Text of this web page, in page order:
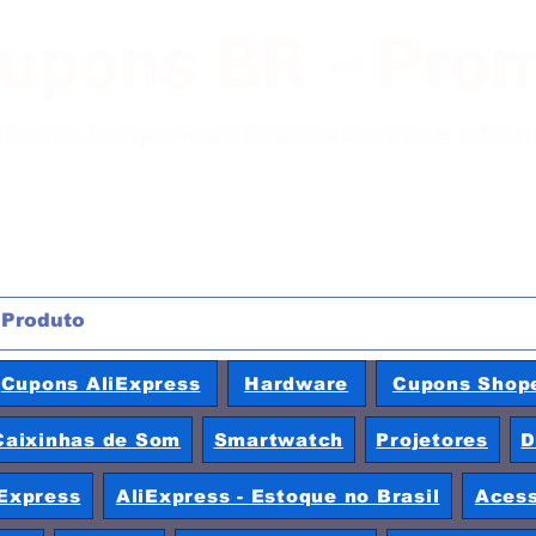
BR -
Cupons AliExpress Hardware Cupons
de Som Smartwatch Projetores
AliExpress - Estoque no Brasil